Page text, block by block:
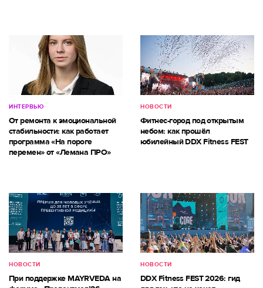
ИНТЕРВЬЮ
От ремонта к эмоциональной
стабильности: как работает
программа «На пороге
перемен» от «Лемана ПРО»
НОВОСТИ
Фитнес-город под открытым
небом: как прошёл
юбилейный DDX Fitness FEST
НОВОСТИ
При поддержке MAYRVEDA на
НОВОСТИ
DDX Fitness FEST 2026: гид